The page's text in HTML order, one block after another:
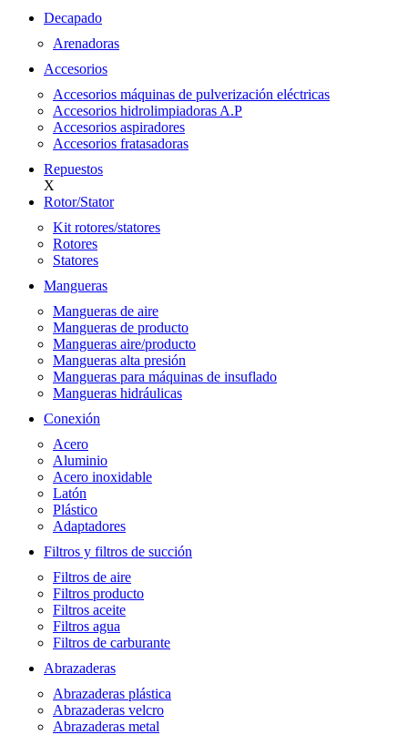
Decapado
Arenadoras
Accesorios
Accesorios máquinas de pulverización eléctricas
Accesorios hidrolimpiadoras A.P
Accesorios aspiradores
Accesorios fratasadoras
Repuestos
X
Rotor/Stator
Kit rotores/statores
Rotores
Statores
Mangueras
Mangueras de aire
Mangueras de producto
Mangueras aire/producto
Mangueras alta presión
Mangueras para máquinas de insuflado
Mangueras hidráulicas
Conexión
Acero
Aluminio
Acero inoxidable
Latón
Plástico
Adaptadores
Filtros y filtros de succión
Filtros de aire
Filtros producto
Filtros aceite
Filtros agua
Filtros de carburante
Abrazaderas
Abrazaderas plástica
Abrazaderas velcro
Abrazaderas metal